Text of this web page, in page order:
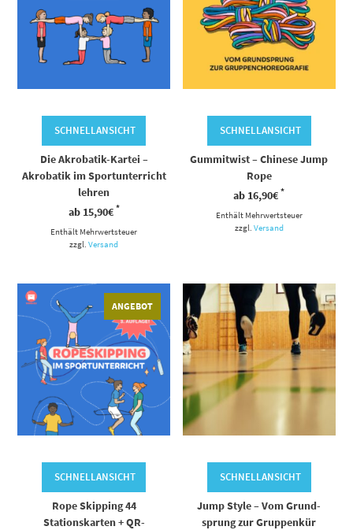
SCHNELLANSICHT
Die Akrobatik-Kartei –
Akrobatik im Sportunterricht
lehren
ab 15,90€ *
Enthält Mehrwertsteuer
zzgl.Versand
SCHNELLANSICHT
Gummitwist – Chinese Jump
Rope
ab 16,90€ *
Enthält Mehrwertsteuer
zzgl. Versand
Dieses Produkt weist mehrere Varianten auf. Die Optionen können auf der Produktseite gewählt werden
ANGEBOT
SCHNELLANSICHT
Rope Skipping 44
Stationskarten + QR-
Dieses Produkt weist mehrere Varianten auf. Die Optionen können auf der Produktseite gewählt werden
SCHNELLANSICHT
Jump Style – Vom Grund-
sprung zur Gruppenkür